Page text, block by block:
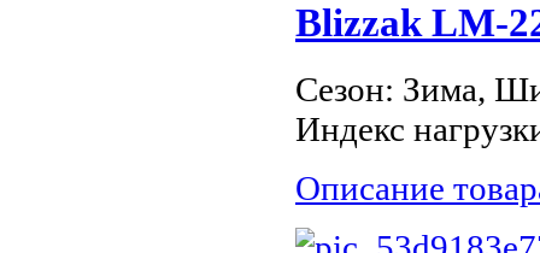
Blizzak LM-
Сезон: Зима,
Индекс
Описание